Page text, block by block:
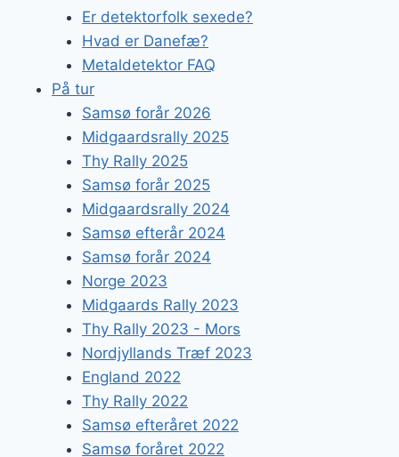
Er detektorfolk sexede?
Hvad er Danefæ?
Metaldetektor FAQ
På tur
Samsø forår 2026
Midgaardsrally 2025
Thy Rally 2025
Samsø forår 2025
Midgaardsrally 2024
Samsø efterår 2024
Samsø forår 2024
Norge 2023
Midgaards Rally 2023
Thy Rally 2023 - Mors
Nordjyllands Træf 2023
England 2022
Thy Rally 2022
Samsø efteråret 2022
Samsø foråret 2022